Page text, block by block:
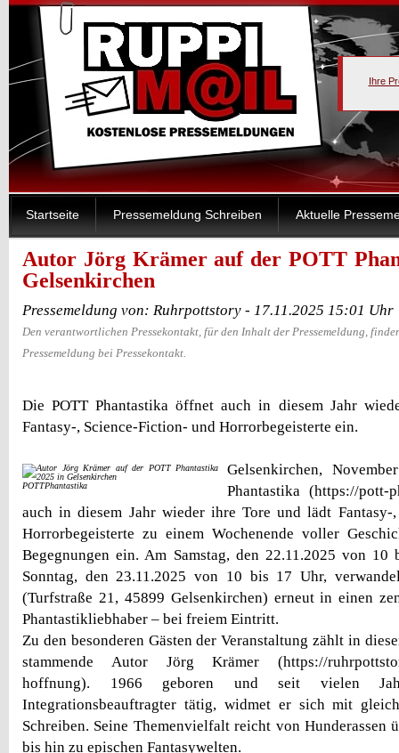
Ihre
Startseite Pressemeldung Schreiben Aktuelle
Autor Jörg Krämer auf der POTT
Gelsenkirchen
Pressemeldung von: Ruhrpottstory - 17.11.2025 15:01 Uhr
Den verantwortlichen Pressekontakt, für den Inhalt der Pressemeldung,
Pressemeldung bei Pressekontakt.
Die POTT Phantastika öffnet auch in diesem Jahr
Fantasy-, Science-Fiction- und Horrorbegeisterte ein.
POTTPhantastika
Gelsenkirchen,
Phantastika (https://pott-
auch in diesem Jahr wieder ihre Tore und lädt Fantasy-
Horrorbegeisterte zu einem Wochenende voller
Begegnungen ein. Am Samstag, den 22.11.2025 von
Sonntag, den 23.11.2025 von 10 bis 17 Uhr,
(Turfstraße 21, 45899 Gelsenkirchen) erneut in einen
Phantastikliebhaber – bei freiem Eintritt.
Zu den besonderen Gästen der Veranstaltung zählt in
stammende Autor Jörg Krämer (https://
hoffnung). 1966 geboren und seit vielen
Integrationsbeauftragter tätig, widmet er sich mit
Schreiben. Seine Themenvielfalt reicht von Hunderassen
bis hin zu epischen Fantasywelten.